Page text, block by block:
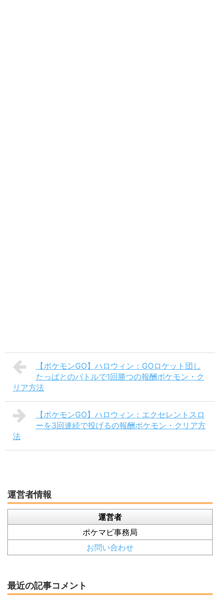
【ポケモンGO】ハロウィン：GOロケット団し
たっぱとのバトルで1回勝つの報酬ポケモン・ク
リア方法
【ポケモンGO】ハロウィン：エクセレントスロ
ーを3回連続で投げるの報酬ポケモン・クリア方
法
運営者情報
運営者
ポケマピ事務局
お問い合わせ
最近の記事コメント